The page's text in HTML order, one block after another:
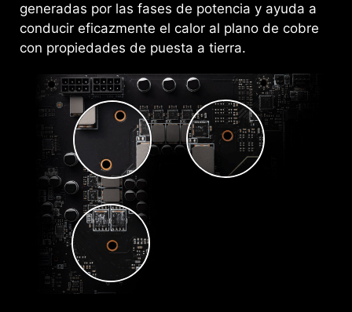
generadas por las fases de potencia y ayuda a
conducir eficazmente el calor al plano de cobre
con propiedades de puesta a tierra.